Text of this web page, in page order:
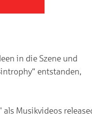
in die Szene und
entstanden,
Musikvideos